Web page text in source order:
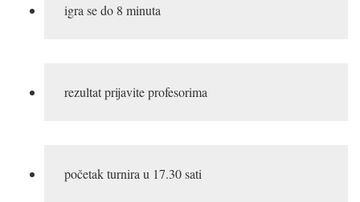
igra se do 8 minuta
rezultat prijavite profesorima
početak turnira u 17.30 sati